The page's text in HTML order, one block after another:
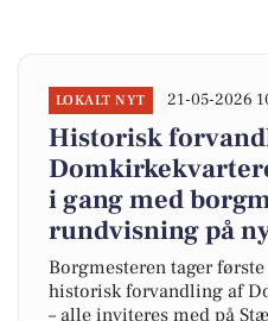
LOKALT NYT 21-05-2026
Historisk
i gang med
rundvisning på
Borgmesteren tager
historisk forvandling af
– alle inviteres med på